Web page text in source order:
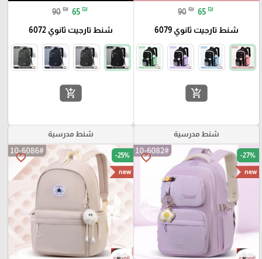
90 ₪ 65 ₪
شنط تارجيت ثانوي 6079
add_shopping_cart
90 ₪ 65 ₪
شنط تارجيت ثانوي 6072
add_shopping_cart
شنط مدرسية
favorite_border -27%
new
شنط مدرسية
favorite_border -25%
new